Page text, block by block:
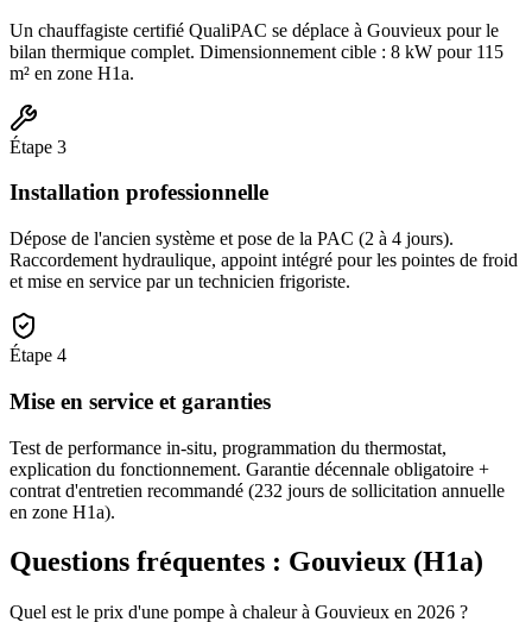
Un chauffagiste certifié QualiPAC se déplace à Gouvieux pour le
bilan thermique complet. Dimensionnement cible : 8 kW pour 115
m² en zone H1a.
Étape 3
Installation professionnelle
Dépose de l'ancien système et pose de la PAC (2 à 4 jours).
Raccordement hydraulique, appoint intégré pour les pointes de froid
et mise en service par un technicien frigoriste.
Étape 4
Mise en service et garanties
Test de performance in-situ, programmation du thermostat,
explication du fonctionnement. Garantie décennale obligatoire +
contrat d'entretien recommandé (232 jours de sollicitation annuelle
en zone H1a).
Questions fréquentes : Gouvieux (H1a)
Quel est le prix d'une pompe à chaleur à Gouvieux en 2026 ?